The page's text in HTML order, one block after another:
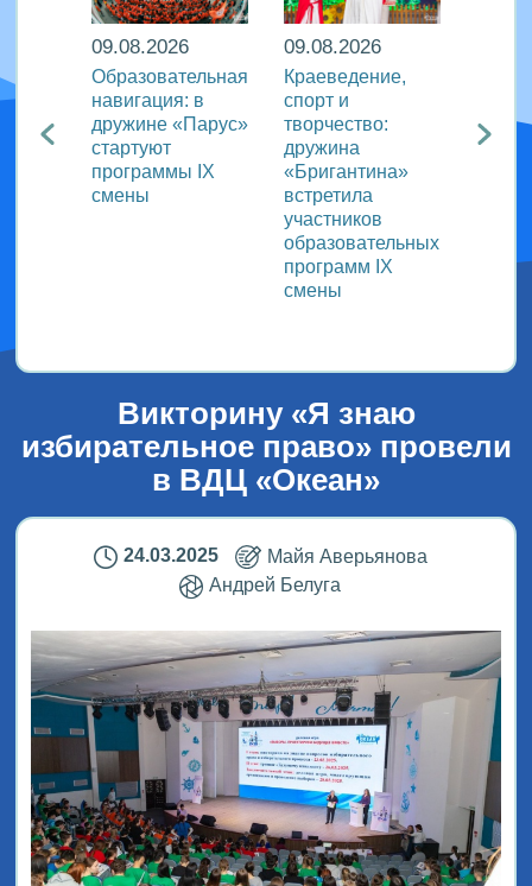
09.08.2026
Образовательная
навигация: в
дружине «Парус»
стартуют
программы IX
смены
09.08.2026
Краеведение,
спорт и
творчество:
дружина
«Бригантина»
встретила
участников
образовательных
программ IX
смены
Викторину «Я знаю
избирательное право» провели
в ВДЦ «Океан»
24.03.2025
Майя Аверьянова
Андрей Белуга